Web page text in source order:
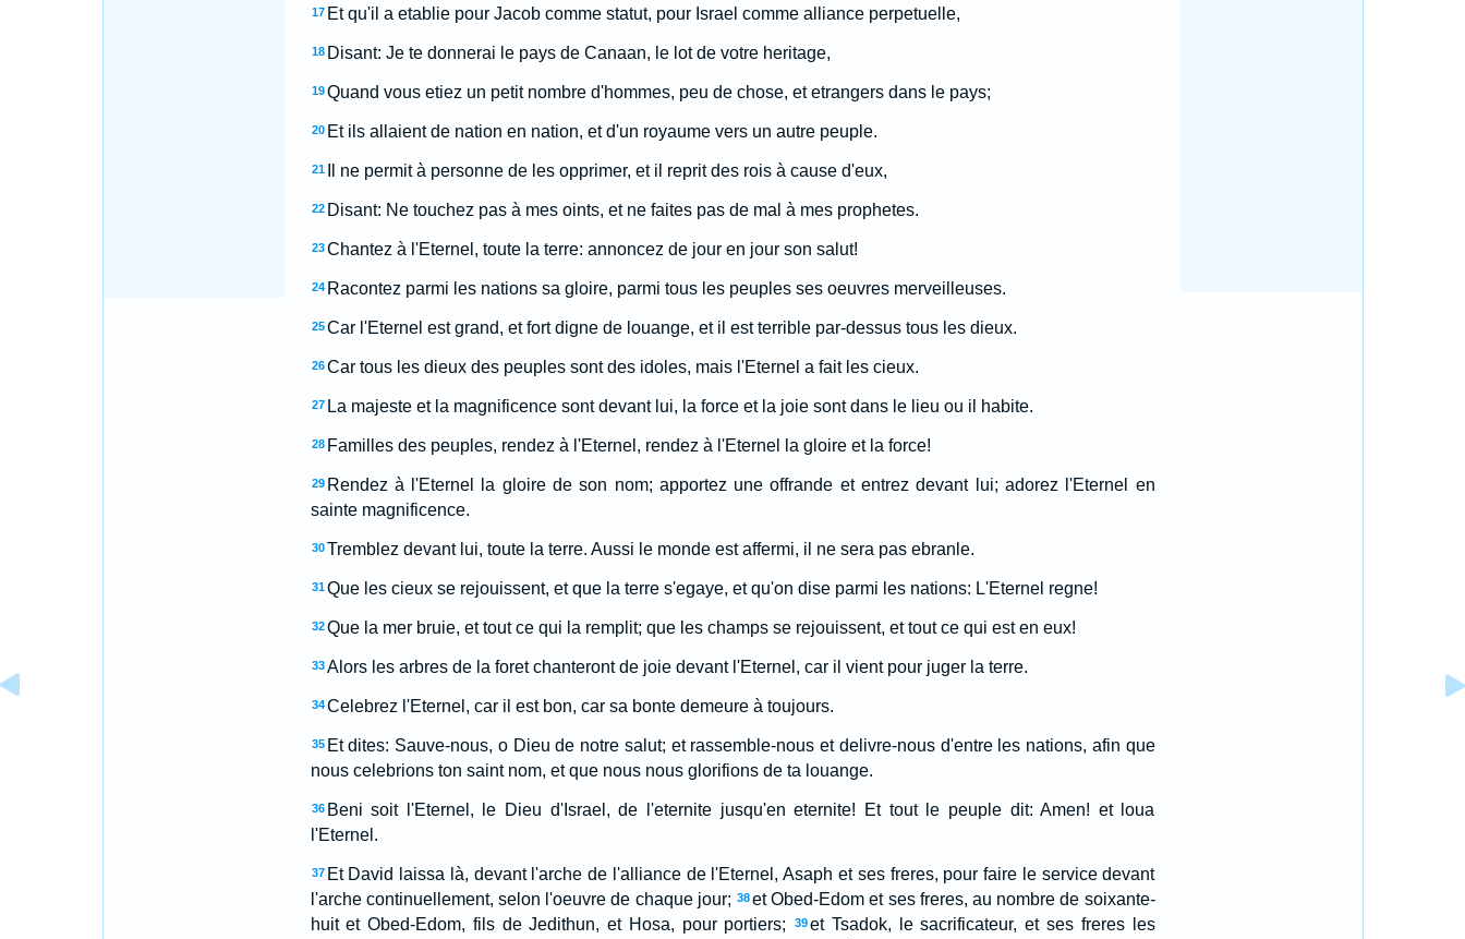
17 Et qu'il a etablie pour Jacob comme statut, pour Israel comme alliance perpetuelle,
18 Disant: Je te donnerai le pays de Canaan, le lot de votre heritage,
19 Quand vous etiez un petit nombre d'hommes, peu de chose, et etrangers dans le pays;
20 Et ils allaient de nation en nation, et d'un royaume vers un autre peuple.
21 Il ne permit à personne de les opprimer, et il reprit des rois à cause d'eux,
22 Disant: Ne touchez pas à mes oints, et ne faites pas de mal à mes prophetes.
23 Chantez à l'Eternel, toute la terre: annoncez de jour en jour son salut!
24 Racontez parmi les nations sa gloire, parmi tous les peuples ses oeuvres merveilleuses.
25 Car l'Eternel est grand, et fort digne de louange, et il est terrible par-dessus tous les dieux.
26 Car tous les dieux des peuples sont des idoles, mais l'Eternel a fait les cieux.
27 La majeste et la magnificence sont devant lui, la force et la joie sont dans le lieu ou il habite.
28 Familles des peuples, rendez à l'Eternel, rendez à l'Eternel la gloire et la force!
29 Rendez à l'Eternel la gloire de son nom; apportez une offrande et entrez devant lui; adorez l'Eternel en
sainte magnificence.
30 Tremblez devant lui, toute la terre. Aussi le monde est affermi, il ne sera pas ebranle.
31 Que les cieux se rejouissent, et que la terre s'egaye, et qu'on dise parmi les nations: L'Eternel regne!
32 Que la mer bruie, et tout ce qui la remplit; que les champs se rejouissent, et tout ce qui est en eux!
33 Alors les arbres de la foret chanteront de joie devant l'Eternel, car il vient pour juger la terre.
34 Celebrez l'Eternel, car il est bon, car sa bonte demeure à toujours.
35 Et dites: Sauve-nous, o Dieu de notre salut; et rassemble-nous et delivre-nous d'entre les nations, afin que
nous celebrions ton saint nom, et que nous nous glorifions de ta louange.
36 Beni soit l'Eternel, le Dieu d'Israel, de l'eternite jusqu'en eternite! Et tout le peuple dit: Amen! et loua
l'Eternel.
37 Et David laissa là, devant l'arche de l'alliance de l'Eternel, Asaph et ses freres, pour faire le service devant
l'arche continuellement, selon l'oeuvre de chaque jour; 38et Obed-Edom et ses freres, au nombre de soixante-
huit et Obed-Edom, fils de Jedithun, et Hosa, pour portiers;
39et Tsadok, le sacrificateur, et ses freres les